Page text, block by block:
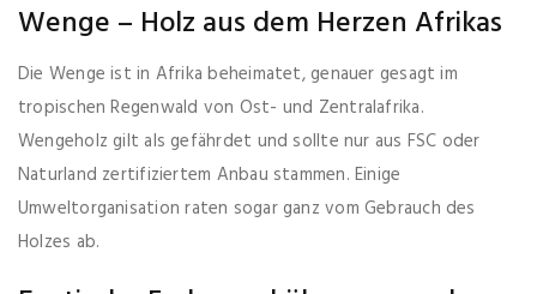
Wenge – Holz aus dem Herzen Afrikas
Die Wenge ist in Afrika beheimatet, genauer gesagt im
tropischen Regenwald von Ost- und Zentralafrika.
Wengeholz gilt als gefährdet und sollte nur aus FSC oder
Naturland zertifiziertem Anbau stammen. Einige
Umweltorganisation raten sogar ganz vom Gebrauch des
Holzes ab.